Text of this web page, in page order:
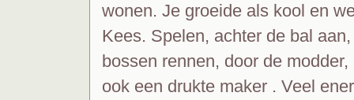
wonen. Je groeide als kool en
Kees. Spelen, achter de bal
bossen rennen, door de
ook een drukte maker . Veel